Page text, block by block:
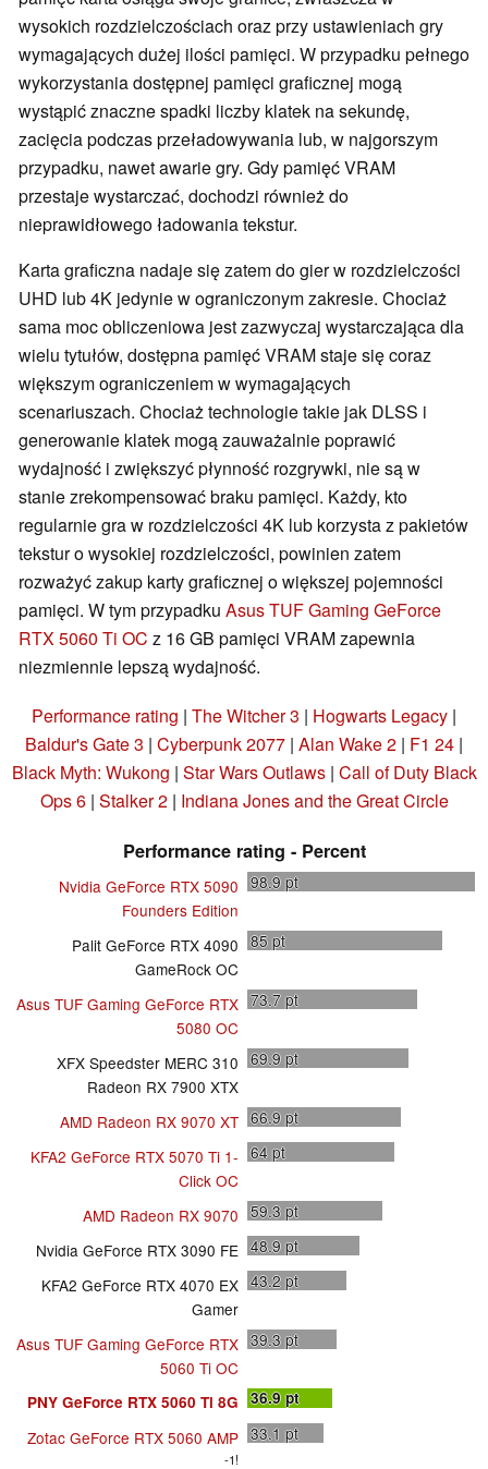
wysokich rozdzielczościach oraz przy ustawieniach gry
wymagających dużej ilości pamięci. W przypadku pełnego
wykorzystania dostępnej pamięci graficznej mogą
wystąpić znaczne spadki liczby klatek na sekundę,
zacięcia podczas przeładowywania lub, w najgorszym
przypadku, nawet awarie gry. Gdy pamięć VRAM
przestaje wystarczać, dochodzi również do
nieprawidłowego ładowania tekstur.
Karta graficzna nadaje się zatem do gier w rozdzielczości
UHD lub 4K jedynie w ograniczonym zakresie. Chociaż
sama moc obliczeniowa jest zazwyczaj wystarczająca dla
wielu tytułów, dostępna pamięć VRAM staje się coraz
większym ograniczeniem w wymagających
scenariuszach. Chociaż technologie takie jak DLSS i
generowanie klatek mogą zauważalnie poprawić
wydajność i zwiększyć płynność rozgrywki, nie są w
stanie zrekompensować braku pamięci. Każdy, kto
regularnie gra w rozdzielczości 4K lub korzysta z pakietów
tekstur o wysokiej rozdzielczości, powinien zatem
rozważyć zakup karty graficznej o większej pojemności
pamięci. W tym przypadku Asus TUF Gaming GeForce
RTX 5060 Ti OC z 16 GB pamięci VRAM zapewnia
niezmiennie lepszą wydajność.
Performance rating | The Witcher 3 | Hogwarts Legacy |
Baldur's Gate 3 | Cyberpunk 2077 | Alan Wake 2 | F1 24 |
Black Myth: Wukong | Star Wars Outlaws| Call of Duty Black
Ops 6| Stalker 2| Indiana Jones and the Great Circle
Performance rating - Percent
Nvidia GeForce RTX 5090
Founders Edition
98.9 pt
Palit GeForce RTX 4090
GameRock OC
85 pt
Asus TUF Gaming GeForce RTX
5080 OC
73.7 pt
XFX Speedster MERC 310
Radeon RX 7900 XTX
69.9 pt
AMD Radeon RX 9070 XT 66.9 pt
KFA2 GeForce RTX 5070 Ti 1-
Click OC
64 pt
AMD Radeon RX 9070 59.3 pt
Nvidia GeForce RTX 3090 FE 48.9 pt
KFA2 GeForce RTX 4070 EX
Gamer
43.2 pt
Asus TUF Gaming GeForce RTX
5060 Ti OC
39.3 pt
PNY GeForce RTX 5060 Ti 8G 36.9pt
Zotac GeForce RTX 5060 AMP
-1!
33.1 pt